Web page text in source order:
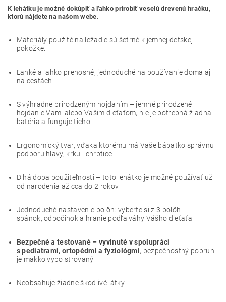
K lehátku je možné dokúpiť a ľahko prirobiť veselú drevenú hračku,
ktorú nájdete na našom webe.
Materiály použité na ležadle sú šetrné k jemnej detskej
pokožke.
Ľahké a ľahko prenosné, jednoduché na používanie doma aj
na cestách
S výhradne prirodzeným hojdaním – jemné prirodzené
hojdanie Vami alebo Vašim dieťaťom, nie je potrebná žiadna
batéria a funguje ticho
Ergonomický tvar, vďaka ktorému má Vaše bábätko správnu
podporu hlavy, krku i chrbtice
Dlhá doba použiteľnosti – toto lehátko je možné používať už
od narodenia až cca do 2 rokov
Jednoduché nastavenie polôh: vyberte si z 3 polôh –
spánok, odpočinok a hranie podľa váhy Vášho dieťaťa
Bezpečné a testované – vyvinuté v spolupráci
s pediatrami, ortopédmi a fyziológmi, bezpečnostný popruh
je mäkko vypolstrovaný
Neobsahuje žiadne škodlivé látky